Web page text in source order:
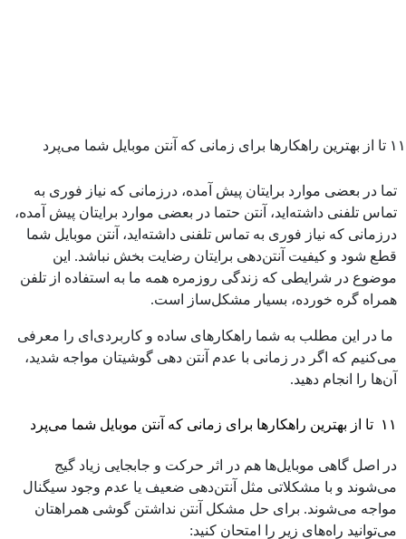
۱۱ تا از بهترین راهکارها برای زمانی که آنتن موبایل شما می‌پرد
تما در بعضی موارد برایتان پیش آمده، درزمانی که نیاز فوری به
تماس تلفنی داشته‌اید، آنتن حتما در بعضی موارد برایتان پیش آمده،
درزمانی که نیاز فوری به تماس تلفنی داشته‌اید، آنتن موبایل شما
قطع شود و کیفیت آنتن‌دهی برایتان رضایت بخش نباشد. این
موضوع در شرایطی که زندگی روزمره همه ما به استفاده از تلفن
همراه گره خورده، بسیار مشکل‌ساز است.
ما در این مطلب به شما راهکارهای ساده و کاربردی‌ای را معرفی
می‌کنیم که اگر در زمانی با عدم آنتن دهی گوشیتان مواجه شدید،
آن‌ها را انجام دهید.
۱۱ تا از بهترین راهکارها برای زمانی که آنتن موبایل شما می‌پرد
در اصل گاهی موبایل‌ها هم در اثر حرکت و جابجایی زیاد گیج
می‌شوند و با مشکلاتی مثل آنتن‌دهی ضعیف یا عدم وجود سیگنال
مواجه می‌شوند. برای حل مشکل آنتن نداشتن گوشی همراهتان
می‌توانید راه‌های زیر را امتحان کنید: